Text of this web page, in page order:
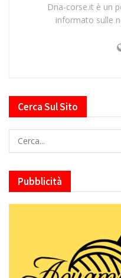
Dna-corse.it è un
informato sulle
Cerca Sul Sito
Pubblicità